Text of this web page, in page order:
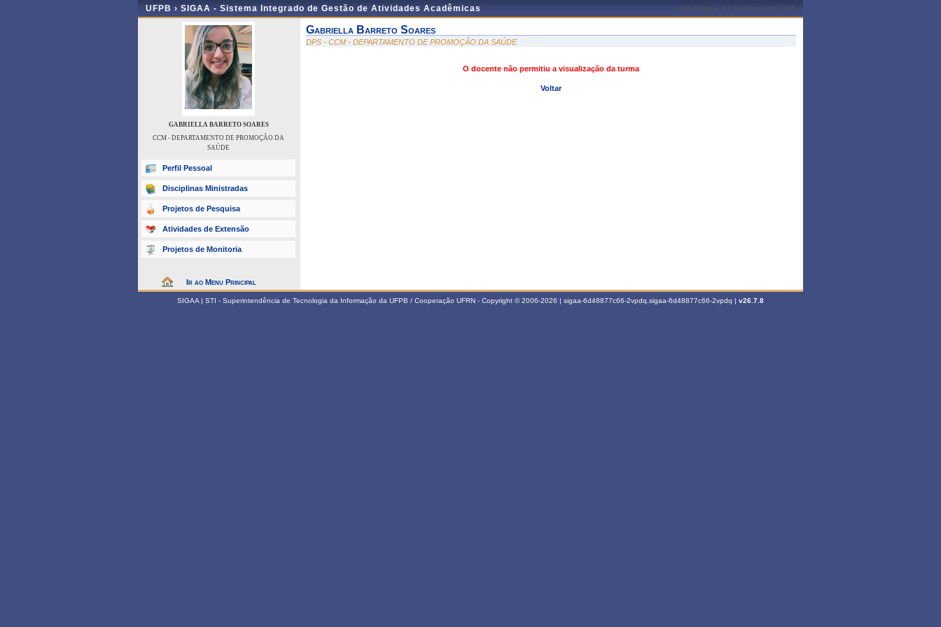
UFPB › SIGAA - Sistema Integrado de Gestão de Atividades Acadêmicas João Pessoa, 07 de Agosto de 2026
GABRIELLA BARRETO SOARES
CCM - DEPARTAMENTO DE PROMOÇÃO DA
SAÚDE
Perfil Pessoal
Disciplinas Ministradas
Projetos de Pesquisa
Atividades de Extensão
Projetos de Monitoria
Ir ao Menu Principal
Gabriella Barreto Soares
DPS - CCM - DEPARTAMENTO DE PROMOÇÃO DA SAÚDE
O docente não permitiu a visualização da turma
Voltar
SIGAA | STI - Superintendência de Tecnologia da Informação da UFPB / Cooperação UFRN - Copyright © 2006-2026 | sigaa-6d48877c66-2vpdq.sigaa-6d48877c66-2vpdq | v26.7.8